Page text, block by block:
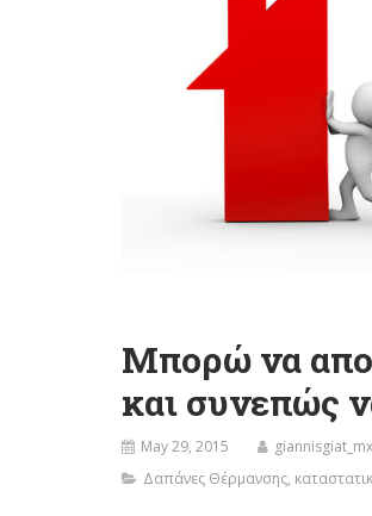
Μπορώ να
και συνεπώς
May 29, 2015
Δαπάνες Θέρμανσης,